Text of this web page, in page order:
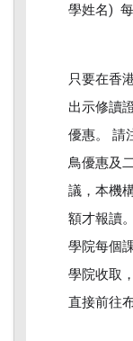
學姓名)
只要在香
出示修讀
優惠。 請
鳥優惠及
議，本機
額才報讀
學院每個
學院收取
直接前往